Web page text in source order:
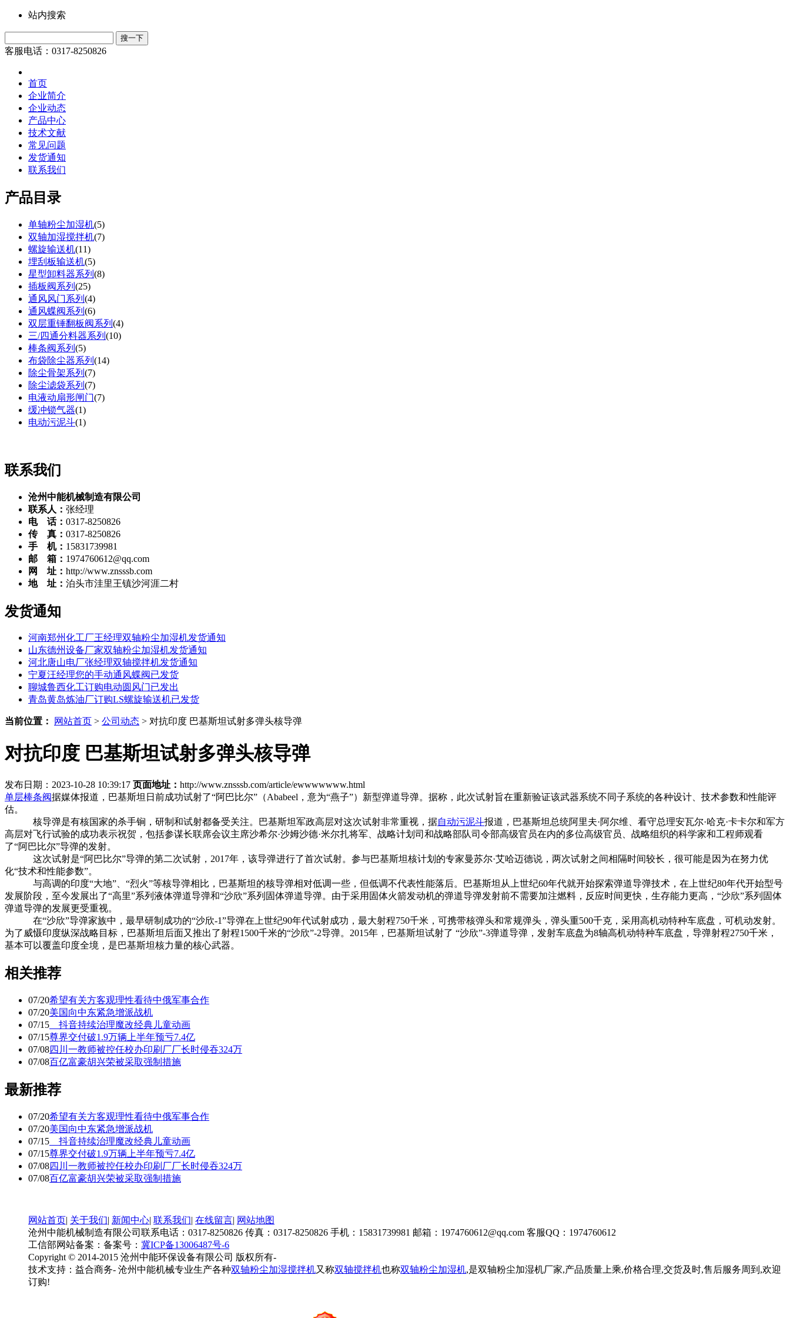
站内搜索
客服电话：0317-8250826
首页
企业简介
企业动态
产品中心
技术文献
常见问题
发货通知
联系我们
产品目录
单轴粉尘加湿机(5)
双轴加湿搅拌机(7)
螺旋输送机(11)
埋刮板输送机(5)
星型卸料器系列 (8)
插板阀系列 (25)
通风风门系列 (4)
通风蝶阀系列 (6)
双层重锤翻板阀系列 (4)
三/四通分料器系列 (10)
棒条阀系列 (5)
布袋除尘器系列 (14)
除尘骨架系列 (7)
除尘滤袋系列 (7)
电液动扇形闸门(7)
缓冲锁气器(1)
电动污泥斗(1)
联系我们
沧州中能机械制造有限公司
联系人： 张经理
电 话： 0317-8250826
传 真： 0317-8250826
手 机： 15831739981
邮 箱： 1974760612@qq.com
网 址： http://www.znsssb.com
地 址： 泊头市洼里王镇沙河涯二村
发货通知
河南郑州化工厂王经理双轴粉尘加湿机发货通知
山东德州设备厂家双轴粉尘加湿机发货通知
河北唐山电厂张经理双轴搅拌机发货通知
宁夏汪经理您的手动通风蝶阀已发货
聊城鲁西化工订购电动圆风门已发出
青岛黄岛炼油厂订购LS螺旋输送机已发货
当前位置： 网站首页 > 公司动态 > 对抗印度 巴基斯坦试射多弹头核导弹
对抗印度 巴基斯坦试射多弹头核导弹
发布日期：2023-10-28 10:39:17 页面地址： http://www.znsssb.com/article/ewwwwwww.html
单层棒条阀据媒体报道，巴基斯坦日前成功试射了“阿巴比尔”（Ababeel，意为“燕子”）新型弹道导弹。据称，此次试射旨在重新验证该武器系统不同子系统的各种设计、技术参数和性能评
估。
核导弹是有核国家的杀手锏，研制和试射都备受关注。巴基斯坦军政高层对这次试射非常重视，据自动污泥斗报道，巴基斯坦总统阿里夫·阿尔维、看守总理安瓦尔·哈克·卡卡尔和军方
高层对飞行试验的成功表示祝贺，包括参谋长联席会议主席沙希尔·沙姆沙德·米尔扎将军、战略计划司和战略部队司令部高级官员在内的多位高级官员、战略组织的科学家和工程师观看
了“阿巴比尔”导弹的发射。
这次试射是“阿巴比尔”导弹的第二次试射，2017年，该导弹进行了首次试射。参与巴基斯坦核计划的专家曼苏尔·艾哈迈德说，两次试射之间相隔时间较长，很可能是因为在努力优
化“技术和性能参数”。
与高调的印度“大地”、“烈火”等核导弹相比，巴基斯坦的核导弹相对低调一些，但低调不代表性能落后。巴基斯坦从上世纪60年代就开始探索弹道导弹技术，在上世纪80年代开始型号
发展阶段，至今发展出了“高里”系列液体弹道导弹和“沙欣”系列固体弹道导弹。由于采用固体火箭发动机的弹道导弹发射前不需要加注燃料，反应时间更快，生存能力更高，“沙欣”系列固体
弹道导弹的发展更受重视。
在“沙欣”导弹家族中，最早研制成功的“沙欣-1”导弹在上世纪90年代试射成功，最大射程750千米，可携带核弹头和常规弹头，弹头重500千克，采用高机动特种车底盘，可机动发射。
为了威慑印度纵深战略目标，巴基斯坦后面又推出了射程1500千米的“沙欣”-2导弹。2015年，巴基斯坦试射了 “沙欣”-3弹道导弹，发射车底盘为8轴高机动特种车底盘，导弹射程2750千米，
基本可以覆盖印度全境，是巴基斯坦核力量的核心武器。
相关推荐
07/20希望有关方客观理性看待中俄军事合作
07/20美国向中东紧急增派战机
07/15 抖音持续治理魔改经典儿童动画
07/15尊界交付破1.9万辆上半年预亏7.4亿
07/08四川一教师被控任校办印刷厂厂长时侵吞324万
07/08百亿富豪胡兴荣被采取强制措施
最新推荐
07/20希望有关方客观理性看待中俄军事合作
07/20美国向中东紧急增派战机
07/15 抖音持续治理魔改经典儿童动画
07/15尊界交付破1.9万辆上半年预亏7.4亿
07/08四川一教师被控任校办印刷厂厂长时侵吞324万
07/08百亿富豪胡兴荣被采取强制措施
网站首页| 关于我们| 新闻中心| 联系我们| 在线留言| 网站地图
沧州中能机械制造有限公司联系电话：0317-8250826 传真：0317-8250826 手机：15831739981 邮箱：1974760612@qq.com 客服QQ：1974760612
工信部网站备案：备案号： 冀ICP备13006487号-6
Copyright © 2014-2015 沧州中能环保设备有限公司 版权所有-
技术支持：益合商务- 沧州中能机械专业生产各种双轴粉尘加湿搅拌机又称双轴搅拌机也称双轴粉尘加湿机,是双轴粉尘加湿机厂家,产品质量上乘,价格合理,交货及时,售后服务周到,欢迎
订购!